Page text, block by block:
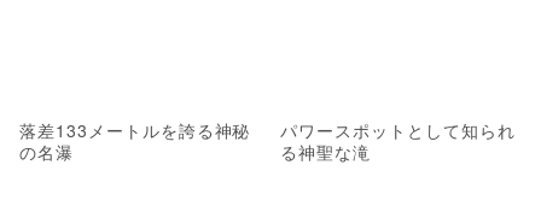
落差133メートルを誇る神秘
の名瀑
パワースポットとして知られ
る神聖な滝